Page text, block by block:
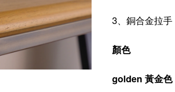
3、銅合金拉手
顏色
golden 黃金色